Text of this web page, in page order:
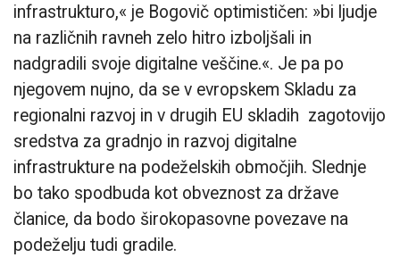
infrastrukturo,« je Bogovič optimističen: »bi ljudje
na različnih ravneh zelo hitro izboljšali in
nadgradili svoje digitalne veščine.«. Je pa po
njegovem nujno, da se v evropskem Skladu za
regionalni razvoj in v drugih EU skladih zagotovijo
sredstva za gradnjo in razvoj digitalne
infrastrukture na podeželskih območjih. Slednje
bo tako spodbuda kot obveznost za države
članice, da bodo širokopasovne povezave na
podeželju tudi gradile.